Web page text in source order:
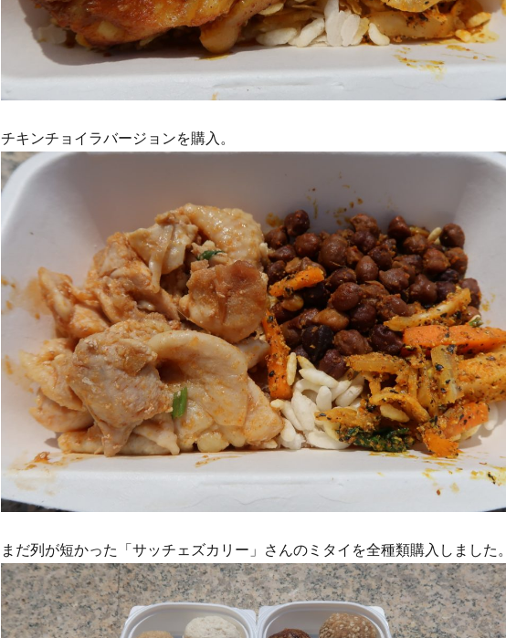
チキンチョイラバージョンを購入。
まだ列が短かった「サッチェズカリー」さんのミタイを全種類購入しました。